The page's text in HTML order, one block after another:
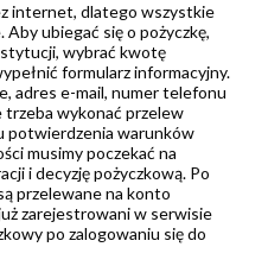
internet, dlatego wszystkie
Aby ubiegać się o pożyczkę,
wybrać kwotę
formularz informacyjny.
adres e-mail, numer telefonu
trzeba wykonać przelew
potwierdzenia warunków
musimy poczekać na
i decyzję pożyczkową. Po
przelewane na konto
zarejestrowani w serwisie
po zalogowaniu się do